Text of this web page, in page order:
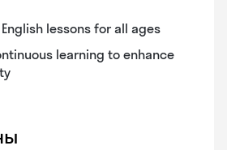
lessons for all ages
learning to enhance